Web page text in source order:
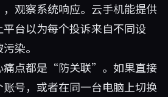
观察系统响应。云手机能提供
台以为每个投诉来自不同设
染。
痛点都是“防关联”。如果直接
号，或者在同一台电脑上切换